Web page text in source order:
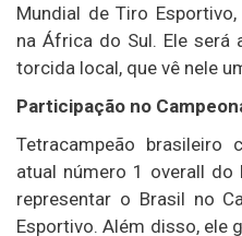
Mundial de Tiro
na África do Sul. Ele será
torcida local, que vê nele
Participação no
Tetracampeão brasileiro
atual número 1 overall do
representar o Brasil no
Esportivo. Além disso, ele